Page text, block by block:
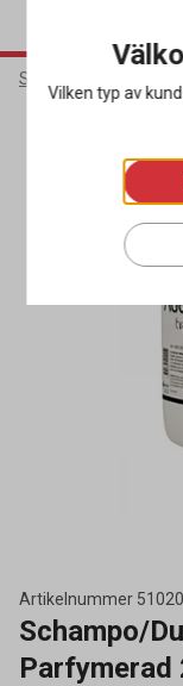
Städ & Hygien
Artikelnummer
Schampo/
Parfymerad
Vilken typ av